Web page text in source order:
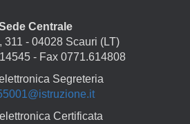
Centrale
311 - 04028 Scauri (LT)
- Fax 0771.614808
Segreteria
Certificata